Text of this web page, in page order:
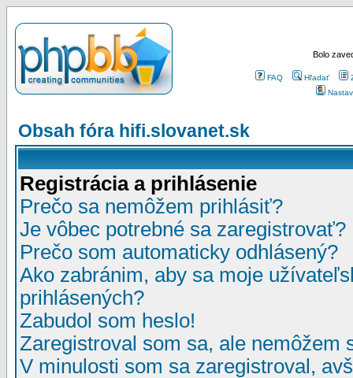
Bolo
FAQ Hľadať
Obsah fóra hifi.slovanet.sk
Registrácia a prihlásenie
Prečo sa nemôžem prihlásiť?
Je vôbec potrebné sa zaregistrovať?
Prečo som automaticky odhlásený?
Ako zabránim, aby sa moje
prihlásených?
Zabudol som heslo!
Zaregistroval som sa, ale nemôžem
V minulosti som sa zaregistroval,